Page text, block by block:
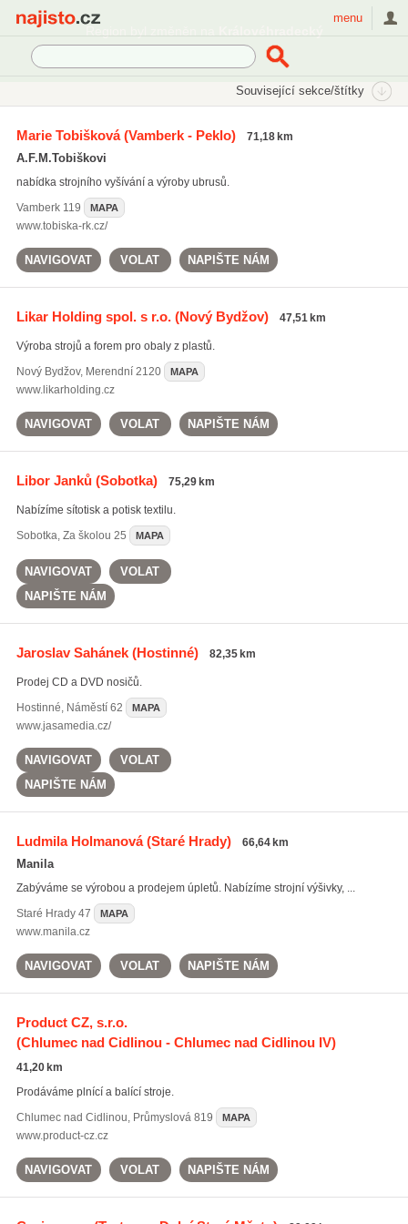
menu
Související sekce/štítky
potisk obalů(171)
potisk hrnků (143)
Marie Tobišková(Vamberk - Peklo) 71,18 km
A.F.M.Tobiškovi
nabídka strojního vyšívání a výroby ubrusů.
Vamberk119 MAPA
www.tobiska-rk.cz/
NAVIGOVAT VOLAT NAPIŠTE NÁM
Likar Holding spol. s r.o.(Nový Bydžov) 47,51 km
Výroba strojů a forem pro obaly z plastů.
Nový Bydžov, Merendní 2120 MAPA
www.likarholding.cz
NAVIGOVAT VOLAT NAPIŠTE NÁM
Libor Janků(Sobotka) 75,29 km
Nabízíme sítotisk a potisk textilu.
Sobotka, Za školou 25 MAPA
NAVIGOVAT
VOLAT
NAPIŠTE NÁM
Jaroslav Sahánek(Hostinné) 82,35 km
Prodej CD a DVD nosičů.
Hostinné, Náměstí 62 MAPA
www.jasamedia.cz/
NAVIGOVAT
VOLAT
NAPIŠTE NÁM
Ludmila Holmanová(Staré Hrady) 66,64 km
Manila
Zabýváme se výrobou a prodejem úpletů. Nabízíme strojní výšivky, ...
Staré Hrady47 MAPA
www.manila.cz
NAVIGOVAT VOLAT NAPIŠTE NÁM
Product CZ, s.r.o.
(Chlumec nad Cidlinou - Chlumec nad Cidlinou IV)
41,20 km
Prodáváme plnící a balící stroje.
Chlumec nad Cidlinou, Průmyslová 819 MAPA
www.product-cz.cz
NAVIGOVAT VOLAT NAPIŠTE NÁM